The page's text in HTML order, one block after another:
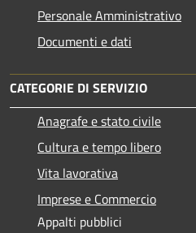
Personale Amministrativo
Documenti e dati
CATEGORIE DI SERVIZIO
Anagrafe e stato civile
Cultura e tempo libero
Vita lavorativa
Imprese e Commercio
Appalti pubblici